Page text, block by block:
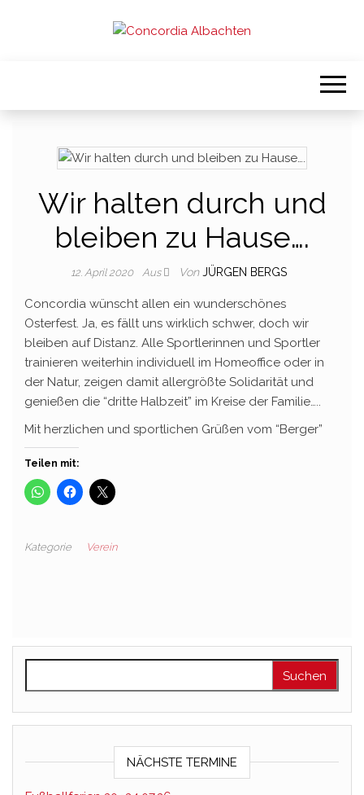
CONCORDIA
ALBACHTEN
Wir halten durch und
bleiben zu Hause….
12. April 2020 Aus Von JÜRGEN BERGS
Concordia wünscht allen ein wunderschönes
Osterfest. Ja, es fällt uns wirklich schwer, doch wir
bleiben auf Distanz. Alle Sportlerinnen und Sportler
trainieren weiterhin individuell im Homeoffice oder in
der Natur, zeigen damit allergrößte Solidarität und
genießen die “dritte Halbzeit” im Kreise der Familie…..
Mit herzlichen und sportlichen Grüßen vom “Berger”
Teilen mit:
Kategorie Verein
NÄCHSTE TERMINE